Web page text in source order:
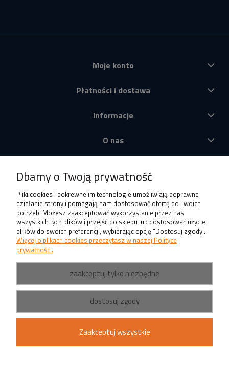
Moje konto
Płatności i dostawa
Informacje
O nas
Dbamy o Twoją prywatność
Pliki cookies i pokrewne im technologie umożliwiają poprawne
działanie strony i pomagają nam dostosować ofertę do Twoich
potrzeb. Możesz zaakceptować wykorzystanie przez nas
wszystkich tych plików i przejść do sklepu lub dostosować użycie
plików do swoich preferencji, wybierając opcję "Dostosuj zgody".
Więcej o plikach cookies przeczytasz w naszej Polityce
prywatności.
zaakceptuj tylko niezbędne
dostosuj zgody
Zaakceptuj wszystkie